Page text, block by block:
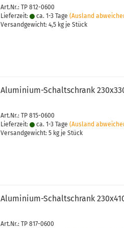
Art.Nr.: TP 812-0600
Lieferzeit:
ca. 1-3 Tage (Ausland
Versandgewicht: 4,5 kg je Stück
Aluminium-​​Schalt­schrank
Art.Nr.: TP 815-0600
Lieferzeit:
ca. 1-3 Tage (Ausland
Versandgewicht: 5 kg je Stück
Aluminium-​​Schalt­schrank
Art.Nr.: TP 817-0600